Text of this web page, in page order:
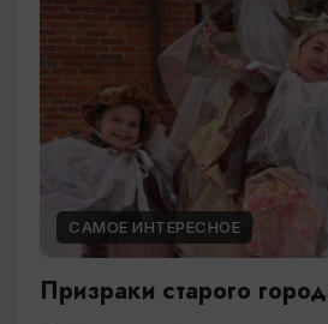
САМОЕ ИНТЕРЕСНОЕ
Призраки старого